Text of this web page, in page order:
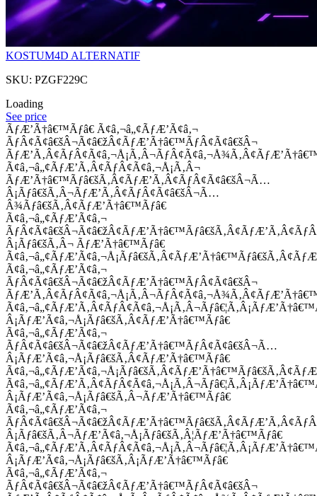
KOSTUM4D ALTERNATIF
SKU: PZGF229C
Loading
See price
ÃƒÆ’Ã†â€™Ãƒâ€ Ã¢â‚¬â„¢ÃƒÆ’Ã¢â‚¬
ÃƒÂ¢Ã¢â€šÂ¬Ã¢â€žÂ¢ÃƒÆ’Ã†â€™ÃƒÂ¢Ã¢â€šÂ¬
Ã¢â‚¬â„¢ÃƒÆ’Ã‚Â¢ÃƒÂ¢Ã¢â‚¬Å¡Ã‚Â¬
ÃƒÆ’Ã†â€™Ãƒâ€šÃ‚Â¢ÃƒÆ’Ã‚Â¢ÃƒÂ¢Ã¢â€šÂ¬Ã…
Â¡Ãƒâ€šÃ‚Â¬ÃƒÆ’Ã‚Â¢ÃƒÂ¢Ã¢â€šÂ¬Ã…
Â¾Ãƒâ€šÃ‚Â¢ÃƒÆ’Ã†â€™Ãƒâ€
Ã¢â‚¬â„¢ÃƒÆ’Ã¢â‚¬
Â¡Ãƒâ€šÃ‚Â¬ ÃƒÆ’Ã†â€™Ãƒâ€
Ã¢â‚¬â„¢ÃƒÆ’Ã¢â‚¬
ÃƒÂ¢Ã¢â€šÂ¬Ã¢â€žÂ¢ÃƒÆ’Ã†â€™ÃƒÂ¢Ã¢â€šÂ¬
Â¡ÃƒÆ’Ã¢â‚¬Å¡Ãƒâ€šÃ‚Â¢ÃƒÆ’Ã†â€™Ãƒâ€
Ã¢â‚¬â„¢ÃƒÆ’Ã¢â‚¬
ÃƒÂ¢Ã¢â€šÂ¬Ã¢â€žÂ¢ÃƒÆ’Ã†â€™ÃƒÂ¢Ã¢â€šÂ¬Ã…
Â¡ÃƒÆ’Ã¢â‚¬Å¡Ãƒâ€šÃ‚Â¢ÃƒÆ’Ã†â€™Ãƒâ€
Â¡ÃƒÆ’Ã¢â‚¬Å¡Ãƒâ€šÃ‚Â¬ÃƒÆ’Ã†â€™Ãƒâ€
Ã¢â‚¬â„¢ÃƒÆ’Ã¢â‚¬
Â¡Ãƒâ€šÃ‚Â¬ÃƒÆ’Ã¢â‚¬Å¡Ãƒâ€šÃ‚Â¦ÃƒÆ’Ã†â€™Ãƒâ€
Â¡ÃƒÆ’Ã¢â‚¬Å¡Ãƒâ€šÃ‚Â¡ÃƒÆ’Ã†â€™Ãƒâ€
Ã¢â‚¬â„¢ÃƒÆ’Ã¢â‚¬
ÃƒÂ¢Ã¢â€šÂ¬Ã¢â€žÂ¢ÃƒÆ’Ã†â€™ÃƒÂ¢Ã¢â€šÂ¬